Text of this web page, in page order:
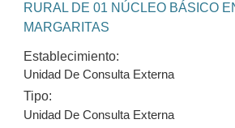
RURAL DE 01 NÚCLEO BÁSICO
MARGARITAS
Establecimiento:
Unidad De Consulta Externa
Tipo:
Unidad De Consulta Externa